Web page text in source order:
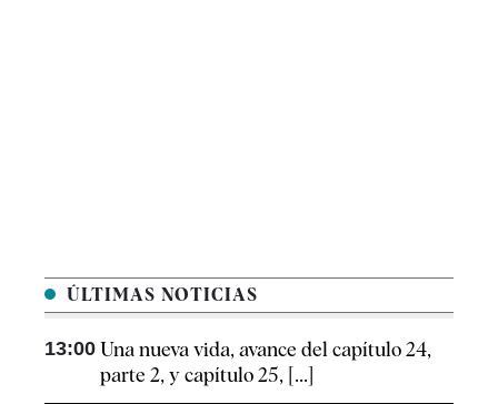
ÚLTIMAS NOTICIAS
13:00 Una nueva vida, avance del capítulo 24,
parte 2, y capítulo 25, [...]